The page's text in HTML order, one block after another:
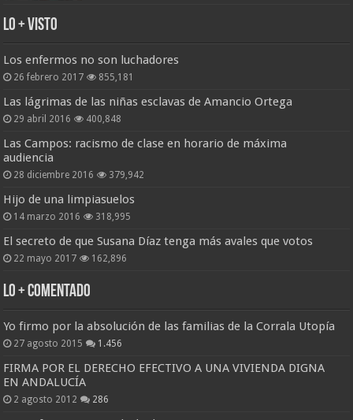
Lo + Visto
Los enfermos no son luchadores
26 febrero 2017 855,181
Las lágrimas de las niñas esclavas de Amancio Ortega
29 abril 2016 400,848
Las Campos: racismo de clase en horario de máxima
audiencia
28 diciembre 2016 379,942
Hijo de una limpiasuelos
14 marzo 2016 318,995
El secreto de que Susana Díaz tenga más avales que votos
22 mayo 2017 162,896
Lo + Comentado
Yo firmo por la absolución de las familias de la Corrala Utopía
27 agosto 2015 1.456
FIRMA POR EL DERECHO EFECTIVO A UNA VIVIENDA DIGNA
EN ANDALUCÍA
2 agosto 2012 286